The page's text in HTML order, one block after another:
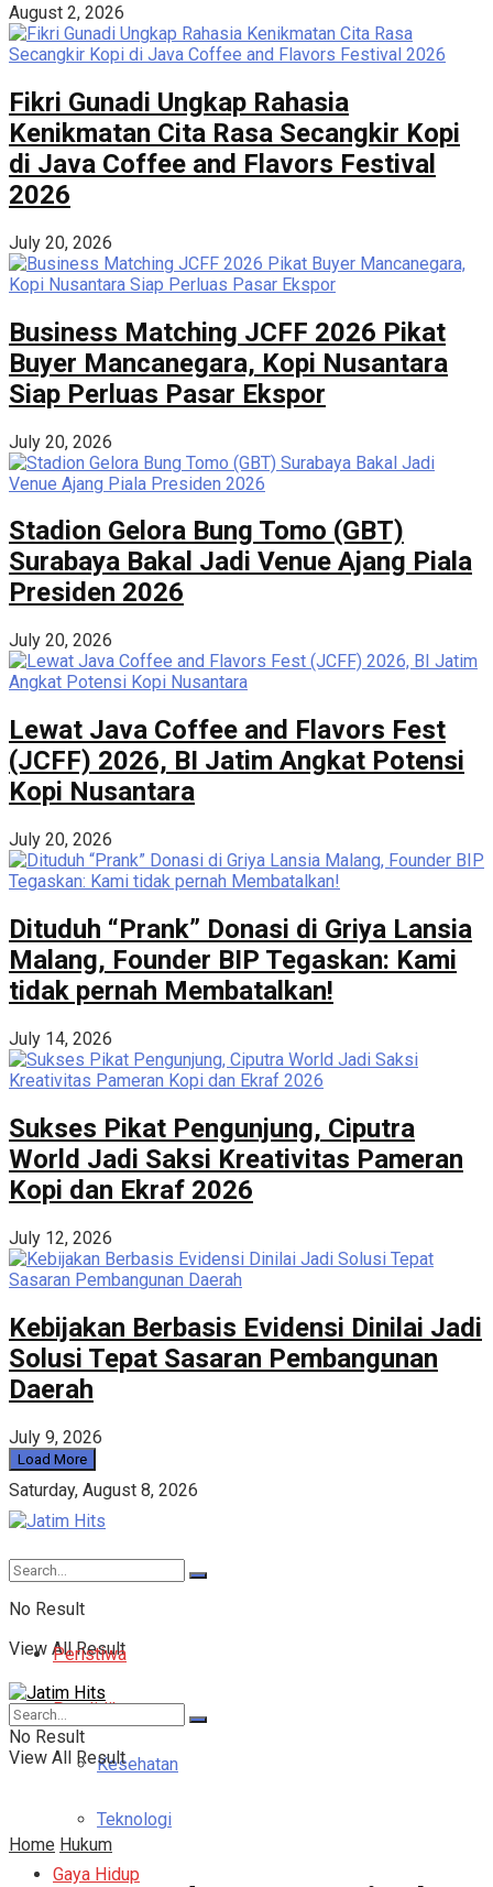
August 2, 2026
Fikri Gunadi Ungkap Rahasia
Kenikmatan Cita Rasa Secangkir Kopi
di Java Coffee and Flavors Festival
2026
July 20, 2026
Business Matching JCFF 2026 Pikat
Buyer Mancanegara, Kopi Nusantara
Siap Perluas Pasar Ekspor
July 20, 2026
Stadion Gelora Bung Tomo (GBT)
Surabaya Bakal Jadi Venue Ajang Piala
Presiden 2026
July 20, 2026
Lewat Java Coffee and Flavors Fest
(JCFF) 2026, BI Jatim Angkat Potensi
Kopi Nusantara
July 20, 2026
Dituduh “Prank” Donasi di Griya Lansia
Malang, Founder BIP Tegaskan: Kami
tidak pernah Membatalkan!
July 14, 2026
Sukses Pikat Pengunjung, Ciputra
World Jadi Saksi Kreativitas Pameran
Kopi dan Ekraf 2026
July 12, 2026
Kebijakan Berbasis Evidensi Dinilai Jadi
Solusi Tepat Sasaran Pembangunan
Daerah
July 9, 2026
Load More
Saturday, August 8, 2026
No Result
View All Result
Peristiwa
Pendidikan
Kesehatan
Teknologi
Gaya Hidup
No Result
View All Result
Home Hukum